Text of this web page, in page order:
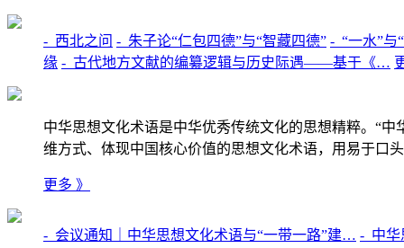
- 西北之问 - 朱子论“仁包四德”与“智藏四德” - “一水”
缘 - 古代地方文献的编纂逻辑与历史际遇——基于《…
中华思想文化术语是中华优秀传统文化的思想精粹。“
维方式、体现中国核心价值的思想文化术语，用易于口
更多 》
- 会议通知｜中华思想文化术语与“一带一路”建… - 中